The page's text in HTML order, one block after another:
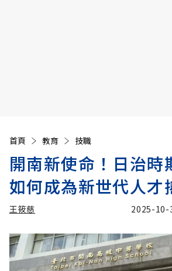
首頁 教育 技職
開南新使命！日治時
如何成為新世代人才
王筱慈 2025-10-